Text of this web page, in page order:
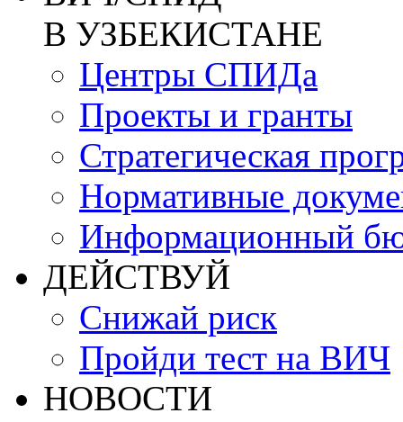
В УЗБЕКИСТАНЕ
Центры СПИДа
Проекты и гранты
Стратегическая
Нормативные
Информационный
ДЕЙСТВУЙ
Снижай риск
Пройди тест на ВИЧ
НОВОСТИ